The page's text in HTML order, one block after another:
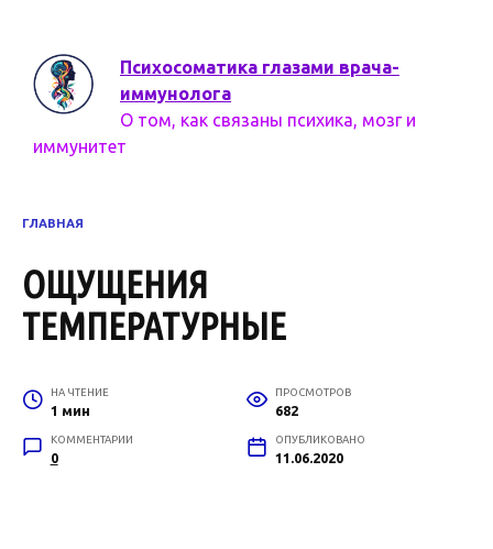
Психосоматика глазами врача-
иммунолога
О том, как связаны психика, мозг и
иммунитет
ГЛАВНАЯ
ОЩУЩЕНИЯ
ТЕМПЕРАТУРНЫЕ
НА ЧТЕНИЕ
1 мин
ПРОСМОТРОВ
682
КОММЕНТАРИИ
0
ОПУБЛИКОВАНО
11.06.2020